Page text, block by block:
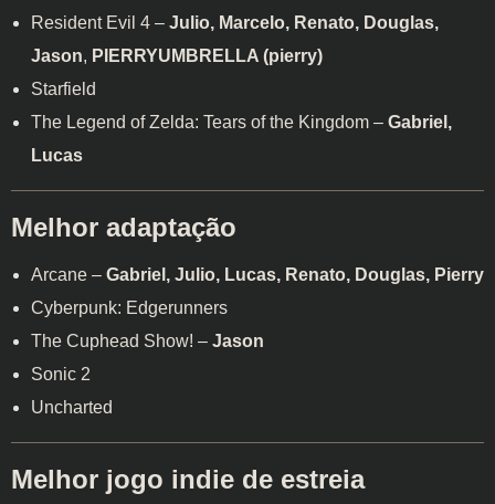
Resident Evil 4 – Julio, Marcelo, Renato, Douglas,
Jason, PIERRYUMBRELLA (pierry)
Starfield
The Legend of Zelda: Tears of the Kingdom – Gabriel,
Lucas
Melhor adaptação
Arcane – Gabriel, Julio, Lucas, Renato, Douglas, Pierry
Cyberpunk: Edgerunners
The Cuphead Show! – Jason
Sonic 2
Uncharted
Melhor jogo indie de estreia